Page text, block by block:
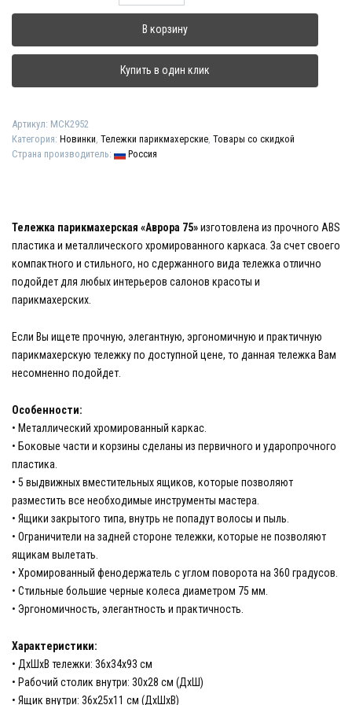
парикмахерская
"Аврора
75"
В корзину
Купить в один клик
Артикул: МСК2952
Категория: Новинки Тележки парикмахерские Товары со скидкой
Страна производитель:
Россия
Тележка парикмахерская «Аврора 75»изготовлена из прочного ABS
пластика и металлического хромированного каркаса. За счет своего
компактного и стильного, но сдержанного вида тележка отлично
подойдет для любых интерьеров салонов красоты и
парикмахерских.
Если Вы ищете прочную, элегантную, эргономичную и практичную
парикмахерскую тележку по доступной цене, то данная тележка Вам
несомненно подойдет.
Особенности:
• Металлический хромированный каркас.
• Боковые части и корзины сделаны из первичного и ударопрочного
пластика.
• 5 выдвижных вместительных ящиков, которые позволяют
разместить все необходимые инструменты мастера.
• Ящики закрытого типа, внутрь не попадут волосы и пыль.
• Ограничители на задней стороне тележки, которые не позволяют
ящикам вылетать.
• Хромированный фенодержатель с углом поворота на 360 градусов.
• Стильные большие черные колеса диаметром 75 мм.
• Эргономичность, элегантность и практичность.
Характеристики:
• ДхШхВ тележки: 36х34х93 см
• Рабочий столик внутри: 30х28 см (ДхШ)
• Ящик внутри: 36х25х11 см (ДхШхВ)